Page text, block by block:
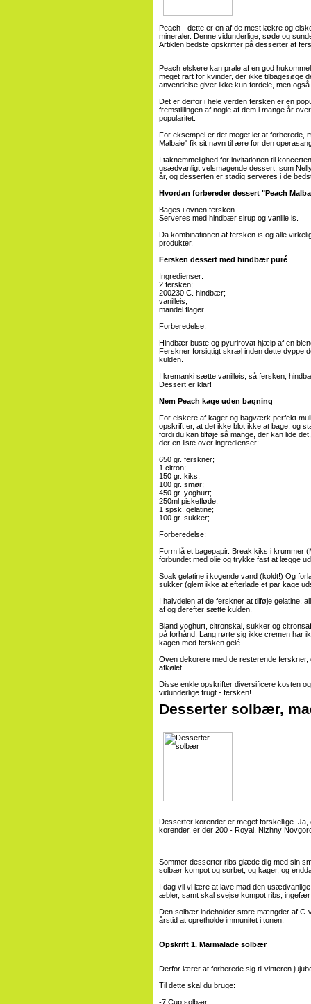
Peach - dette er en af ​​de mest lækre og
mineraler. Denne vidunderlige, søde og
Artiklen bedste opskrifter på desserter af
Peach elskere kan prale af en god
meget rart for kvinder, der ikke tilbagesøge
anvendelse giver ikke kun fordele, men
Det er derfor i hele verden fersken er en
fremstillingen af ​​nogle af dem i mange år
popularitet.
For eksempel er det meget let at
Malbaie" fik sit navn til ære for den
I taknemmelighed for invitationen til
usædvanligt velsmagende dessert, som
år, og desserten er stadig serveres i de
Hvordan forbereder dessert "Peach
Bages i ovnen fersken
Serveres med hindbær sirup og vanille is.
Da kombinationen af ​​fersken is og alle
produkter.
Fersken dessert med hindbær puré
Ingredienser:
2 fersken;
200230 C. hindbær;
vanilleis;
mandel flager.
Forberedelse:
Hindbær buste og pyurirovat hjælp af en
Ferskner forsigtigt skræl inden dette dyppe
kulden.
I kremanki sætte vanilleis, så fersken,
Dessert er klar!
Nem Peach kage uden bagning
For elskere af kager og bagværk perfekt
opskrift er, at det ikke blot ikke at bage, og
fordi du kan tilføje så mange, der kan lide
der en liste over ingredienser:
650 gr. ferskner;
1 citron;
150 gr. kiks;
100 gr. smør;
450 gr. yoghurt;
250ml piskefløde;
1 spsk. gelatine;
100 gr. sukker;
Forberedelse:
Form lå et bagepapir. Break kiks i krummer
forbundet med olie og trykke fast at lægge
Soak gelatine i kogende vand (koldt!) Og
sukker (glem ikke at efterlade et par kage
I halvdelen af ​​de ferskner at tilføje gelatine,
af og derefter sætte kulden.
Bland yoghurt, citronskal, sukker og
på forhånd. Lang rørte sig ikke cremen har
kagen med fersken gelé.
Oven dekorere med de resterende
afkølet.
Disse enkle opskrifter diversificere kosten
vidunderlige frugt - fersken!
Desserter solbær,
Desserter korender er meget forskellige.
korender, er der 200 - Royal, Nizhny
Sommer desserter ribs glæde dig med sin
solbær kompot og sorbet, og kager, og
I dag vil vi lære at lave mad den
æbler, samt skal svejse kompot ribs,
Den solbær indeholder store mængder af C-
årstid at opretholde immunitet i tonen.
Opskrift 1. Marmalade solbær
Derfor lærer at forberede sig til vinteren
Til dette skal du bruge:
-7 Cup solbær